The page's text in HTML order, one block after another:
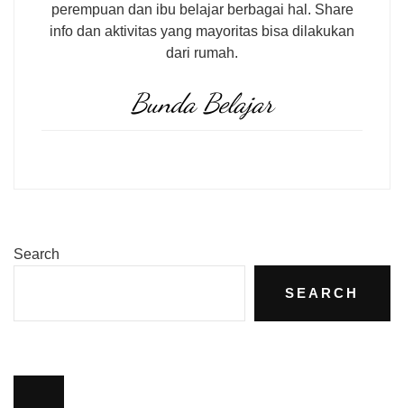
perempuan dan ibu belajar berbagai hal. Share
info dan aktivitas yang mayoritas bisa dilakukan
dari rumah.
Bunda Belajar
Search
SEARCH